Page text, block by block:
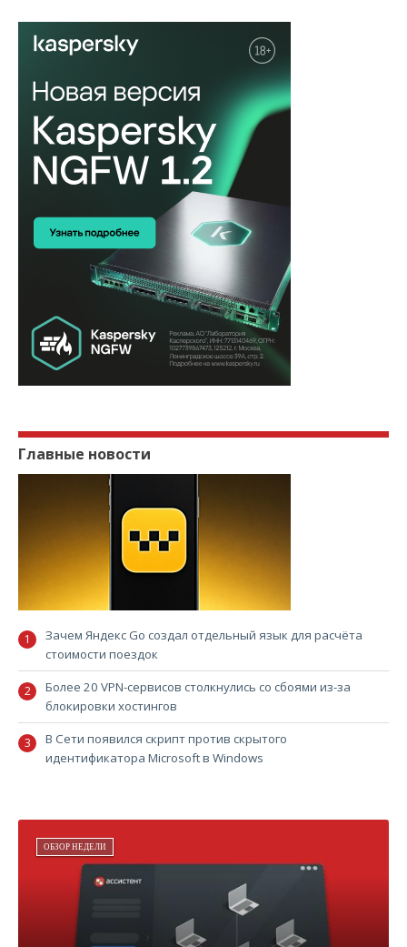
Главные новости
Зачем Яндекс Go создал отдельный язык для расчёта
стоимости поездок
Более 20 VPN-сервисов столкнулись со сбоями из-за
блокировки хостингов
В Сети появился скрипт против скрытого
идентификатора Microsoft в Windows
ОБЗОР НЕДЕЛИ